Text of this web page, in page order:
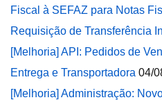
Fiscal à SEFAZ para Notas
Requisição de Transferência
[Melhoria] API: Pedidos de
Entrega e Transportadora 04/
[Melhoria] Administração: